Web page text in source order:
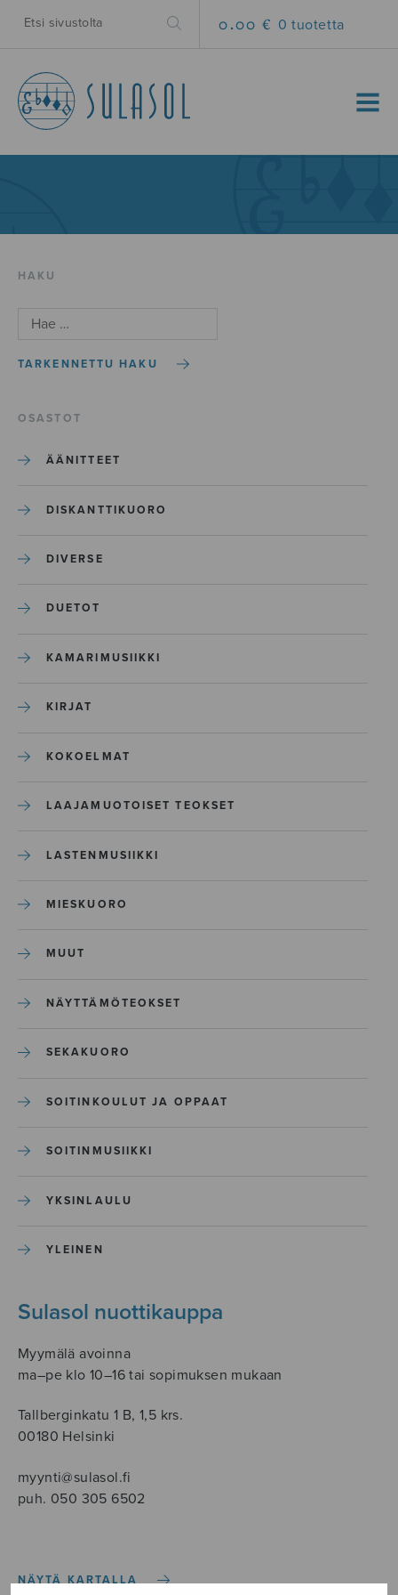
0.00 € 0 tuotetta
MENU
HAKU
TARKENNETTU HAKU
OSASTOT
ÄÄNITTEET
DISKANTTIKUORO
DIVERSE
DUETOT
KAMARIMUSIIKKI
KIRJAT
KOKOELMAT
LAAJAMUOTOISET TEOKSET
LASTENMUSIIKKI
MIESKUORO
MUUT
NÄYTTÄMÖTEOKSET
SEKAKUORO
SOITINKOULUT JA OPPAAT
SOITINMUSIIKKI
YKSINLAULU
YLEINEN
Sulasol nuottikauppa
Myymälä avoinna
ma–pe klo 10–16 tai sopimuksen mukaan
Tallberginkatu 1 B, 1,5 krs.
00180 Helsinki
myynti@sulasol.fi
puh. 050 305 6502
NÄYTÄ KARTALLA